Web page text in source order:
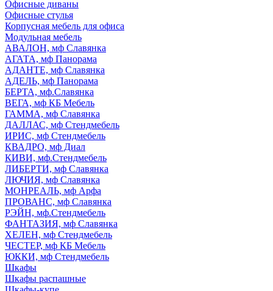
Офисные диваны
Офисные стулья
Корпусная мебель для офиса
Модульная мебель
АВАЛОН, мф Славянка
АГАТА, мф Панорама
АДАНТЕ, мф Славянка
АДЕЛЬ, мф Панорама
БЕРТА, мф.Славянка
ВЕГА, мф КБ Мебель
ГАММА, мф Славянка
ДАЛЛАС, мф Стендмебель
ИРИС, мф Стендмебель
КВАДРО, мф Диал
КИВИ, мф.Стендмебель
ЛИБЕРТИ, мф Славянка
ЛЮЧИЯ, мф Славянка
МОНРЕАЛЬ, мф Арфа
ПРОВАНС, мф Славянка
РЭЙН, мф.Стендмебель
ФАНТАЗИЯ, мф Славянка
ХЕЛЕН, мф Стендмебель
ЧЕСТЕР, мф КБ Мебель
ЮККИ, мф Стендмебель
Шкафы
Шкафы распашные